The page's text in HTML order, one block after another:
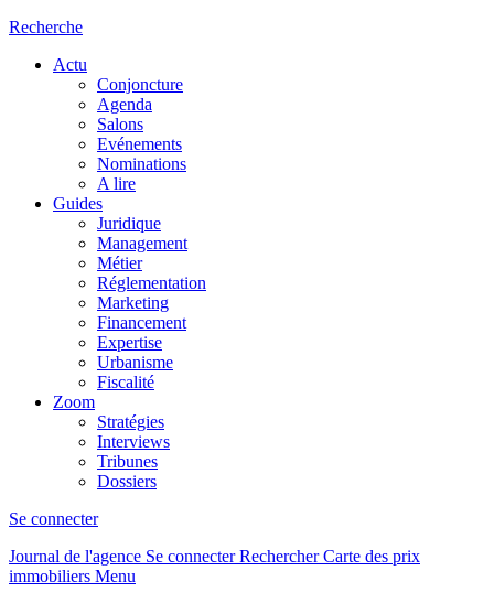
Recherche
Actu
Conjoncture
Agenda
Salons
Evénements
Nominations
A lire
Guides
Juridique
Management
Métier
Réglementation
Marketing
Financement
Expertise
Urbanisme
Fiscalité
Zoom
Stratégies
Interviews
Tribunes
Dossiers
Se connecter
Journal de l'agence Se connecterRechercher Carte des prix
immobiliers Menu